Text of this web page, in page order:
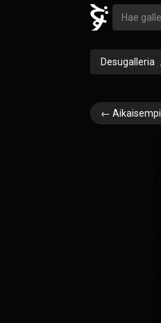
Desugalleria
← Aikaisempi